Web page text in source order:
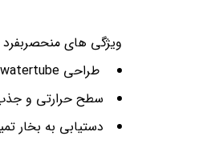
ویژگی های منحصربفرد
طراحی watertube و لوله آبی(واتر تیوب)
سطح حرارتی و جذب
دستیابی به بخار